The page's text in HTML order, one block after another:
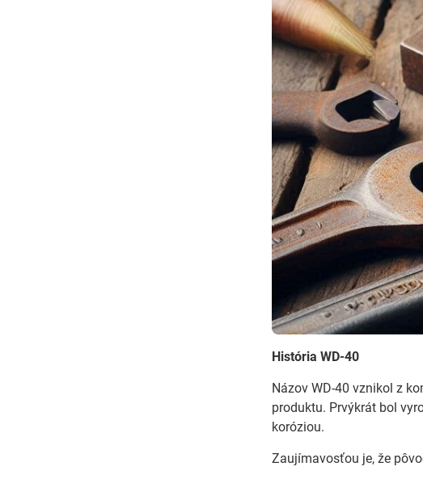
História WD-40
Názov WD-40 vznikol z
produktu. Prvýkrát bol
koróziou.
Zaujímavosťou je, že